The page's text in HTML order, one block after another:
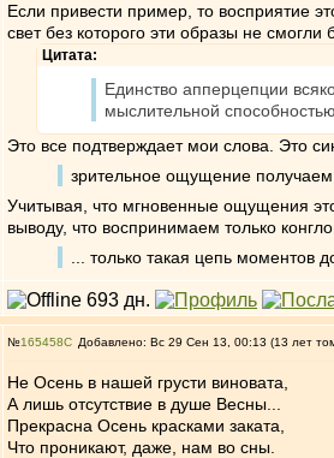
Если привести пример, то восприятие
свет без которого эти образы не смогли
Цитата:
Единство апперцепции
мыслительной
Это все подтверждает мои слова. Это
зрительное ощущение
Учитывая, что мгновенные ощущения
выводу, что воспринимаем только
... только такая цепь моментов
№165458 Добавлено: Вс 29 Сен 13, 00:13 (13 лет
Не Осень в нашей грусти виновата,
А лишь отсутствие в душе Весны...
Прекрасна Осень красками заката,
Что проникают, даже, нам во сны.